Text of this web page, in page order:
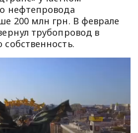
нефтепровода
200 млн грн. В феврале
трубопровод в
собственность.